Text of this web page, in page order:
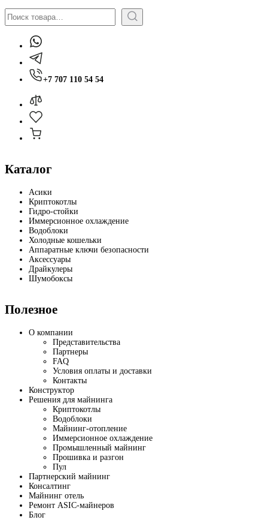
Поиск
+7 707 110 54 54
Каталог
Асики
Криптокотлы
Гидро-стойки
Иммерсионное охлаждение
Водоблоки
Холодные кошельки
Аппаратные ключи безопасности
Аксессуары
Драйкулеры
Шумобоксы
Полезное
О компании
Представительства
Партнеры
FAQ
Условия оплаты и доставки
Контакты
Конструктор
Решения для майнинга
Криптокотлы
Водоблоки
Майнинг-отопление
Иммерсионное охлаждение
Промышленный майнинг
Прошивка и разгон
Пул
Партнерский майнинг
Консалтинг
Майнинг отель
Ремонт ASIC-майнеров
Блог